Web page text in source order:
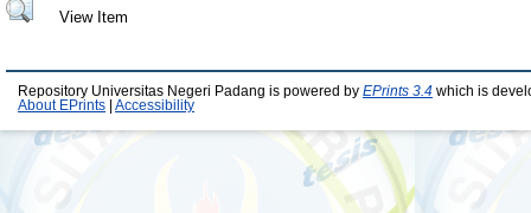
View Item
Repository Universitas Negeri Padang is powered by EPrints 3.4 which is
About EPrints
Accessibility